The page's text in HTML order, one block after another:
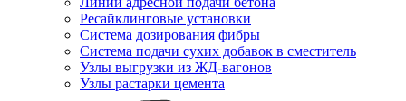
Ресайклинговые установки
Система дозирования фибры
Система подачи сухих добавок в сместитель
Узлы выгрузки из ЖД-вагонов
Узлы растарки цемента